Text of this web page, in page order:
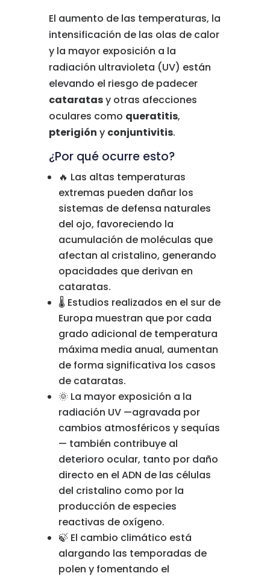
El aumento de las temperaturas, la
intensificación de las olas de calor
y la mayor exposición a la
radiación ultravioleta (UV) están
elevando el riesgo de padecer
cataratasy otras afecciones
oculares como queratitis,
pterigión y conjuntivitis.
¿Por qué ocurre esto?
🔥 Las altas temperaturas
extremas pueden dañar los
sistemas de defensa naturales
del ojo, favoreciendo la
acumulación de moléculas que
afectan al cristalino, generando
opacidades que derivan en
cataratas.
🌡️ Estudios realizados en el sur de
Europa muestran que por cada
grado adicional de temperatura
máxima media anual, aumentan
de forma significativa los casos
de cataratas.
🌞 La mayor exposición a la
radiación UV —agravada por
cambios atmosféricos y sequías
— también contribuye al
deterioro ocular, tanto por daño
directo en el ADN de las células
del cristalino como por la
producción de especies
reactivas de oxígeno.
🍃 El cambio climático está
alargando las temporadas de
polen y fomentando el